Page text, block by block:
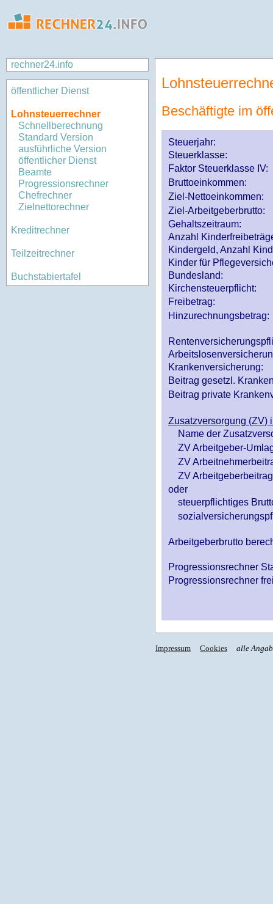
rechner24.info
öffentlicher Dienst
Lohnsteuerrechner
Schnellberechnung
Standard Version
ausführliche Version
öffentlicher Dienst
Beamte
Progressionsrechner
Chefrechner
Zielnettorechner
Kreditrechner
Teilzeitrechner
Buchstabiertafel
Beschäftigte im
Steuerjahr:
Steuerklasse:
Faktor Steuerklasse IV:
Bruttoeinkommen:
Ziel-Nettoeinkommen:
Ziel-Arbeitgeberbrutto:
Gehaltszeitraum:
Anzahl
Kindergeld, Anzahl
Kinder für
Bundesland:
Kirchensteuerpflicht:
Freibetrag:
Hinzurechnungsbetrag:
Krankenversicherung:
Beitrag gesetzl.
Beitrag private
Zusatzversorgung (ZV)
Name der
ZV Arbeitgeber-
ZV
ZV
oder
steuerpflichtiges
Arbeitgeberbrutto
Progressionsrechner
Progressionsrechner
Impressum Cookies alle